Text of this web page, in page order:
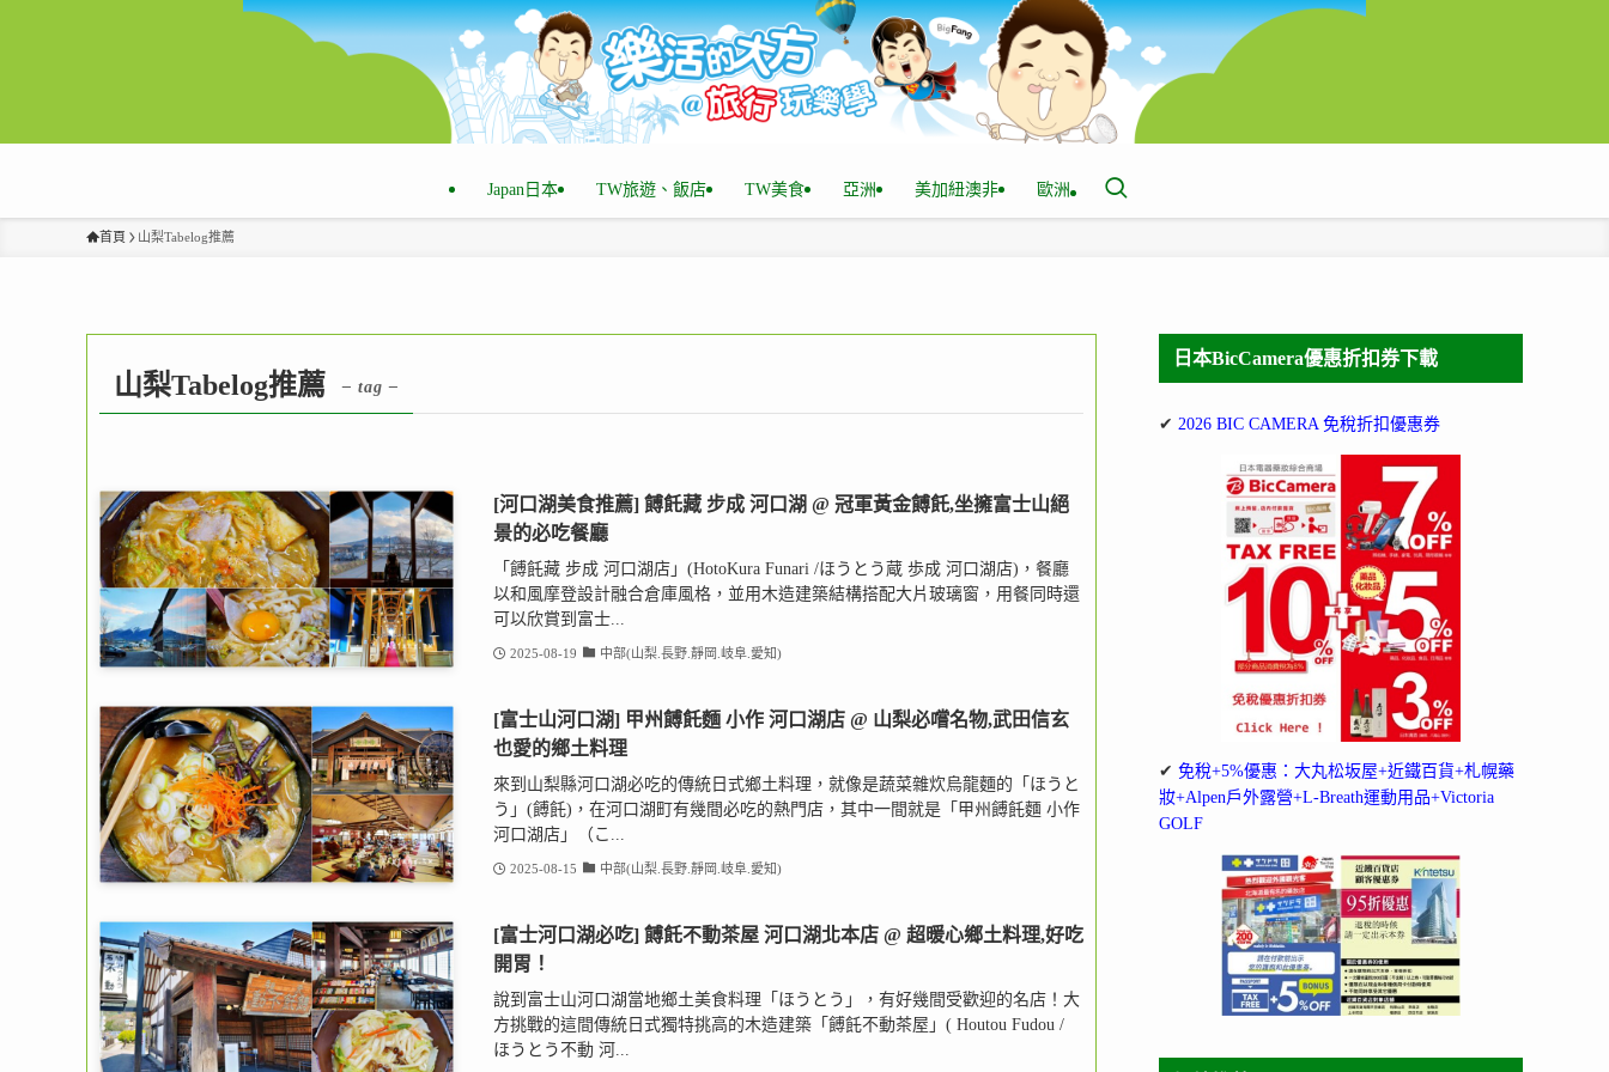
Japan日本 TW旅遊、飯店 TW美食 亞洲 美加紐澳非 歐洲
首頁 山梨Tabelog推薦
山梨Tabelog推薦 – tag –
[河口湖美食推薦] 餺飥藏 步成 河口湖 @ 冠軍黃金餺飥,坐擁富士山絕
景的必吃餐廳
「餺飥藏 步成 河口湖店」(HotoKura Funari /ほうとう蔵 歩成 河口湖店)，餐廳
以和風摩登設計融合倉庫風格，並用木造建築結構搭配大片玻璃窗，用餐同時還
可以欣賞到富士...
2025-08-19 中部(山梨.長野.靜岡.岐阜.愛知)
[富士山河口湖] 甲州餺飥麵 小作 河口湖店 @ 山梨必嚐名物,武田信玄
也愛的鄉土料理
來到山梨縣河口湖必吃的傳統日式鄉土料理，就像是蔬菜雜炊烏龍麵的「ほうと
う」(餺飥)，在河口湖町有幾間必吃的熱門店，其中一間就是「甲州餺飥麵 小作
河口湖店」（こ...
2025-08-15 中部(山梨.長野.靜岡.岐阜.愛知)
[富士河口湖必吃] 餺飥不動茶屋 河口湖北本店 @ 超暖心鄉土料理,好吃
開胃！
說到富士山河口湖當地鄉土美食料理「ほうとう」，有好幾間受歡迎的名店！大
方挑戰的這間傳統日式獨特挑高的木造建築「餺飥不動茶屋」( Houtou Fudou /
ほうとう不動 河...
日本BicCamera優惠折扣券下載
✔ 2026 BIC CAMERA 免稅折扣優惠券
✔ 免稅+5%優惠：大丸松坂屋+近鐵百貨+札幌藥
妝+Alpen戶外露營+L-Breath運動用品+Victoria
GOLF